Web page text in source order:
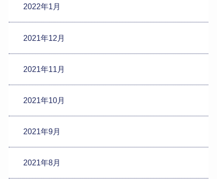
2022年1月
2021年12月
2021年11月
2021年10月
2021年9月
2021年8月